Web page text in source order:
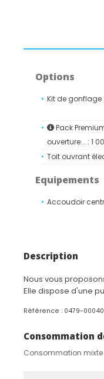
Options
Kit de gonflage
Pack
ouverture... : 1
Toit ouvrant
Equipements
Accoudoir
Alerte de
Banquette
Coques de
Détecteur de
Description
Nous vous
Elle dispose d'une
Référence : 0479-
Consommation
Consommation mixte